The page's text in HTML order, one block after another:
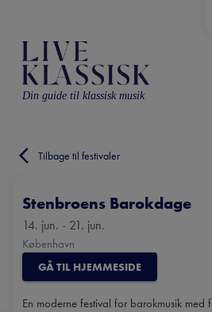
Din guide til klassisk musik
Tilbage til festivaler
Stenbroens Barokdage
14. jun. - 21. jun.
København
GÅ TIL HJEMMESIDE
En moderne festival for barokmusik